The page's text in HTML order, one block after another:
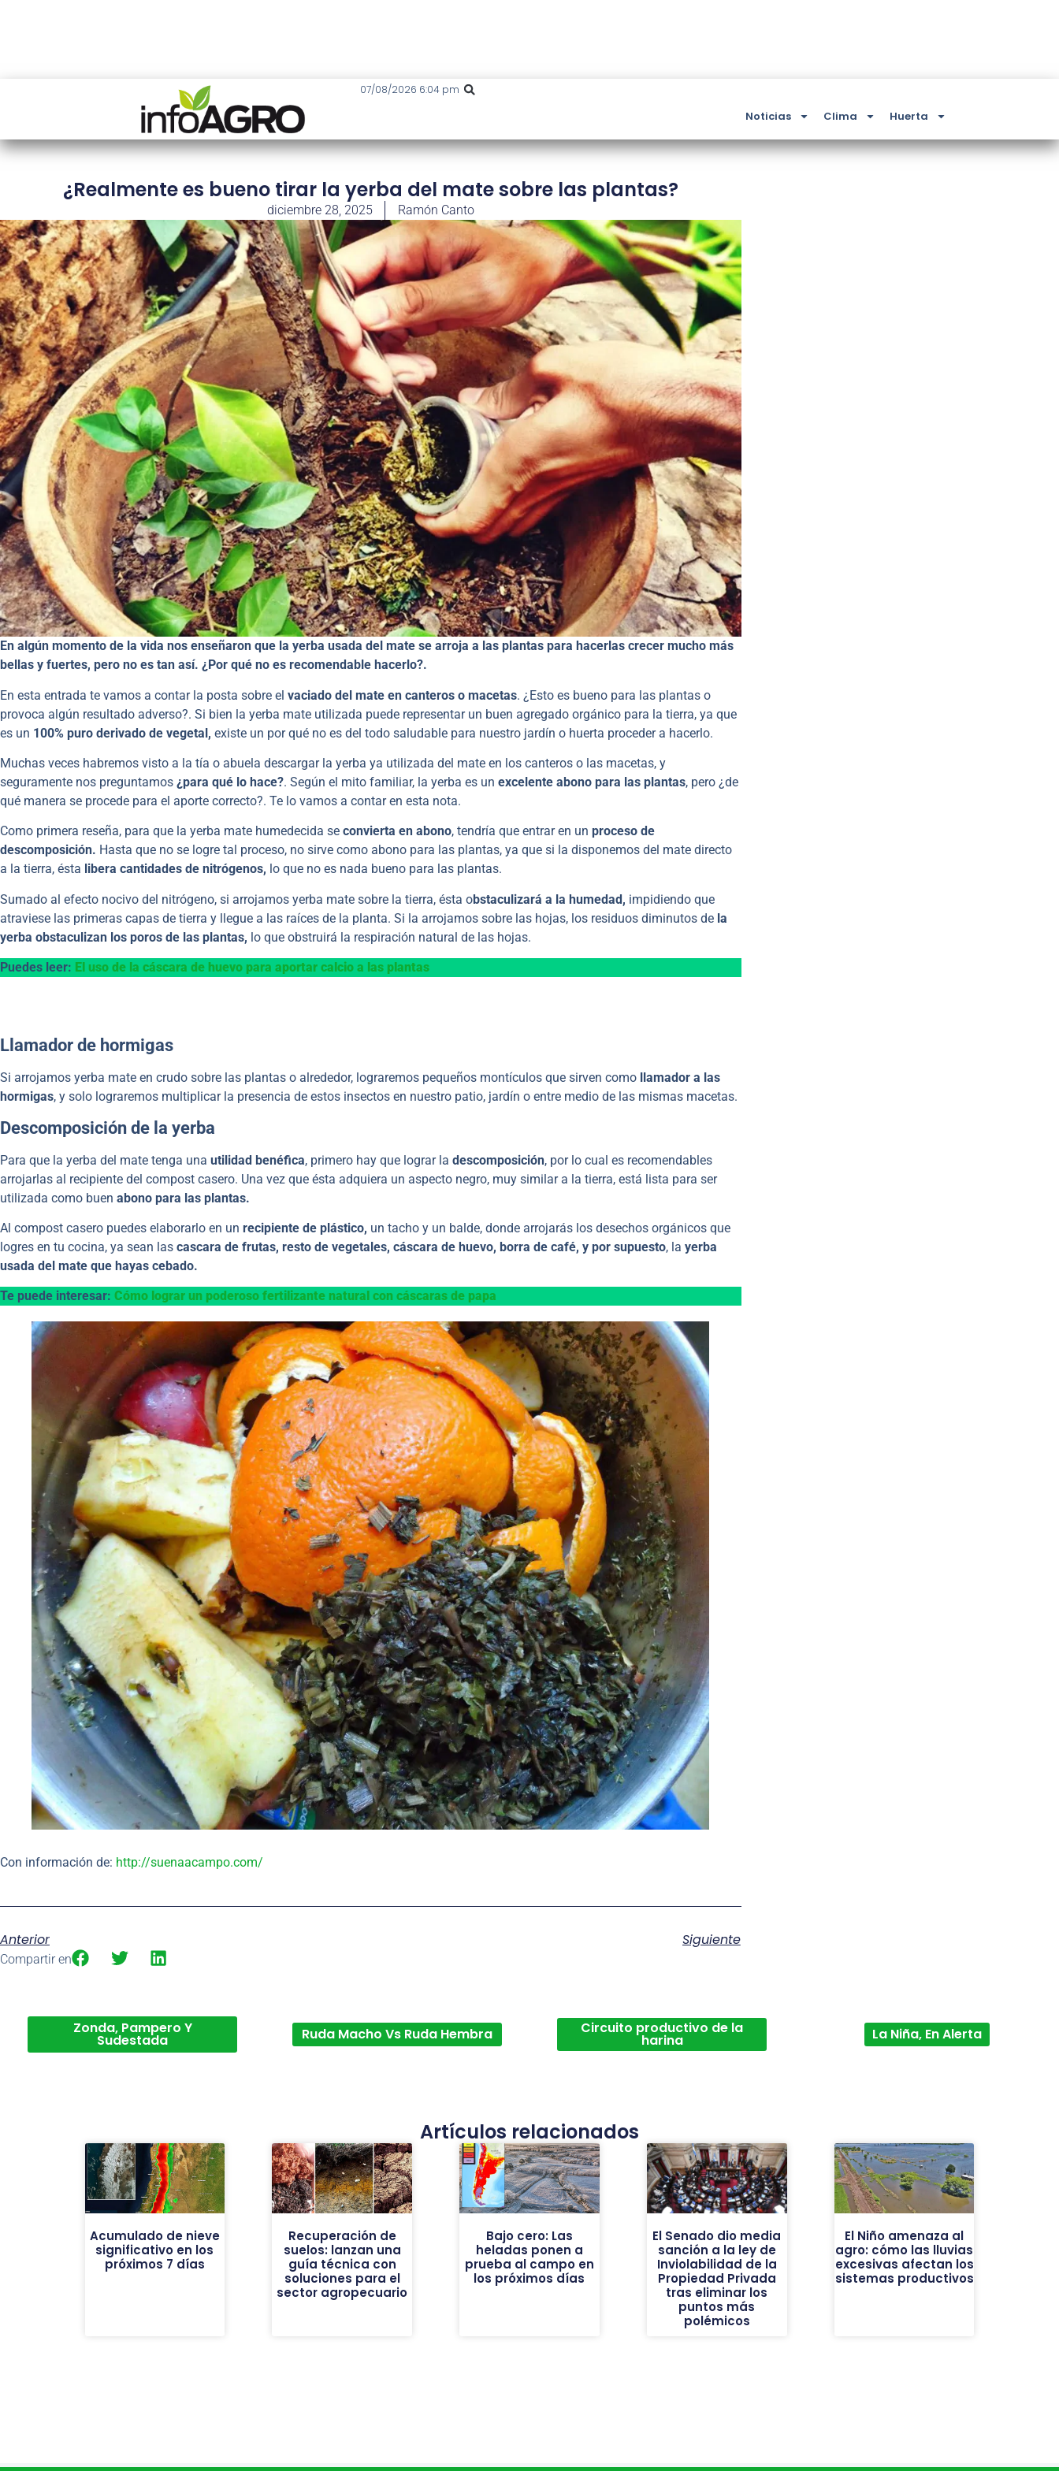
07/08/2026 6:04 pm
Noticias Clima Huerta
¿Realmente es bueno tirar la yerba del mate sobre las plantas?
diciembre 28, 2025 Ramón Canto
En algún momento de la vida nos enseñaron que la yerba usada del mate se arroja a las plantas para hacerlas crecer mucho más
bellas y fuertes, pero no es tan así. ¿Por qué no es recomendable hacerlo?.
En esta entrada te vamos a contar la posta sobre el vaciado del mate en canteros o macetas. ¿Esto es bueno para las plantas o
provoca algún resultado adverso?. Si bien la yerba mate utilizada puede representar un buen agregado orgánico para la tierra, ya que
es un 100% puro derivado de vegetal, existe un por qué no es del todo saludable para nuestro jardín o huerta proceder a hacerlo.
Muchas veces habremos visto a la tía o abuela descargar la yerba ya utilizada del mate en los canteros o las macetas, y
seguramente nos preguntamos ¿para qué lo hace?. Según el mito familiar, la yerba es un excelente abono para las plantas, pero ¿de
qué manera se procede para el aporte correcto?. Te lo vamos a contar en esta nota.
Como primera reseña, para que la yerba mate humedecida se convierta en abono, tendría que entrar en un proceso de
descomposición. Hasta que no se logre tal proceso, no sirve como abono para las plantas, ya que si la disponemos del mate directo
a la tierra, ésta libera cantidades de nitrógenos, lo que no es nada bueno para las plantas.
Sumado al efecto nocivo del nitrógeno, si arrojamos yerba mate sobre la tierra, ésta obstaculizará a la humedad, impidiendo que
atraviese las primeras capas de tierra y llegue a las raíces de la planta. Si la arrojamos sobre las hojas, los residuos diminutos de la
yerba obstaculizan los poros de las plantas, lo que obstruirá la respiración natural de las hojas.
Puedes leer: El uso de la cáscara de huevo para aportar calcio a las plantas
Llamador de hormigas
Si arrojamos yerba mate en crudo sobre las plantas o alrededor, lograremos pequeños montículos que sirven como llamador a las
hormigas, y solo lograremos multiplicar la presencia de estos insectos en nuestro patio, jardín o entre medio de las mismas macetas.
Descomposición de la yerba
Para que la yerba del mate tenga una utilidad benéfica, primero hay que lograr la descomposición, por lo cual es recomendables
arrojarlas al recipiente del compost casero. Una vez que ésta adquiera un aspecto negro, muy similar a la tierra, está lista para ser
utilizada como buen abono para las plantas.
Al compost casero puedes elaborarlo en un recipiente de plástico, un tacho y un balde, donde arrojarás los desechos orgánicos que
logres en tu cocina, ya sean las cascara de frutas, resto de vegetales, cáscara de huevo, borra de café, y por supuesto, la yerba
usada del mate que hayas cebado.
Te puede interesar: Cómo lograr un poderoso fertilizante natural con cáscaras de papa
Con información de: http://suenaacampo.com/
Anterior Siguiente
Compartir en
Zonda, Pampero Y
Sudestada Ruda Macho Vs Ruda Hembra Circuito productivo de la
harina La Niña, En Alerta
Artículos relacionados
Acumulado de nieve
significativo en los
próximos 7 días
Recuperación de
suelos: lanzan una
guía técnica con
soluciones para el
sector agropecuario
Bajo cero: Las
heladas ponen a
prueba al campo en
los próximos días
El Senado dio media
sanción a la ley de
Inviolabilidad de la
Propiedad Privada
tras eliminar los
puntos más
polémicos
El Niño amenaza al
agro: cómo las lluvias
excesivas afectan los
sistemas productivos